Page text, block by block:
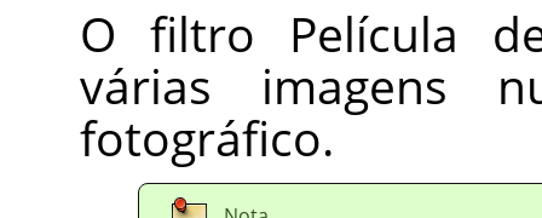
O filtro Película
várias imagens
fotográfico.